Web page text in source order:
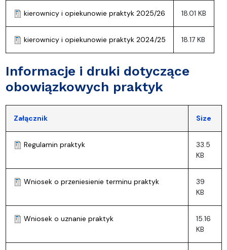
kierownicy i opiekunowie praktyk 2025/26 18.01 KB
kierownicy i opiekunowie praktyk 2024/25 18.17 KB
Informacje i druki dotyczące
obowiązkowych praktyk
Załącznik Size
Regulamin praktyk
33.5
KB
Wniosek o przeniesienie terminu praktyk
39
KB
Wniosek o uznanie praktyk
15.16
KB